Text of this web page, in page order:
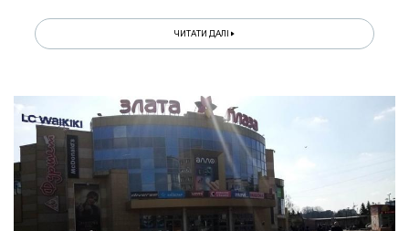
ЧИТАТИ ДАЛІ